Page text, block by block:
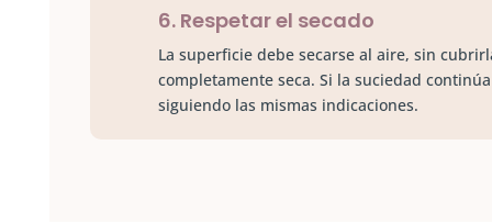
6. Respetar el secado
La superficie debe secarse al aire, sin
completamente seca. Si la suciedad
siguiendo las mismas indicaciones.